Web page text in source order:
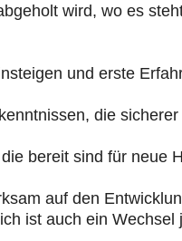
wird, wo es
und erste
die
bereit sind für neue
auf den
ist auch ein